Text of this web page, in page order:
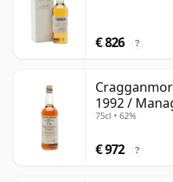
€ 826 ?
1992 /
75cl • 62%
€ 972 ?